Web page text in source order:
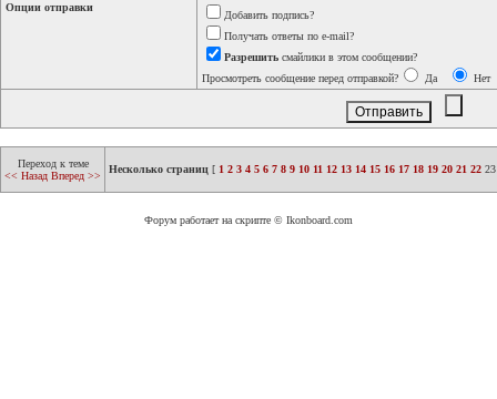
Опции отправки
Добавить подпись?
Получать ответы по e-mail?
Разрешить смайлики в этом сообщении?
Просмотреть сообщение перед отправкой?
Да Нет
Переход к теме
<< Назад Вперед >>
Несколько страниц [ 1 2 3 4 5 6 7 8 9 10 11 12 13 14 15 16 17 18 19 20 21 22 23
Форум работает на скрипте © Ikonboard.com